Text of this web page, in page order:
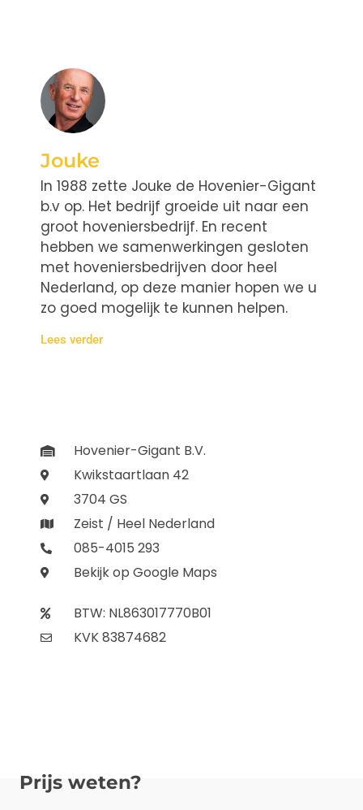
Jouke
In 1988 zette Jouke de Hovenier-Gigant
b.v op. Het bedrijf groeide uit naar een
groot hoveniersbedrijf. En recent
hebben we samenwerkingen gesloten
met hoveniersbedrijven door heel
Nederland, op deze manier hopen we u
zo goed mogelijk te kunnen helpen.
Lees verder
Hovenier-Gigant B.V.
Kwikstaartlaan 42
3704 GS
Zeist / Heel Nederland
085-4015 293
Bekijk op Google Maps
BTW: NL863017770B01
KVK 83874682
Prijs weten?